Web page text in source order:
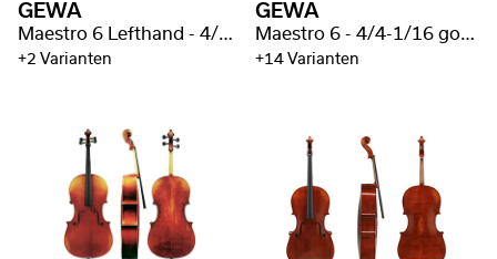
GEWA
Maestro 6 Lefthand - 4/4 goed gevlamd
+2 Varianten
GEWA
Maestro 6 - 4/4-1/16 goed gevlamd
+14 Varianten